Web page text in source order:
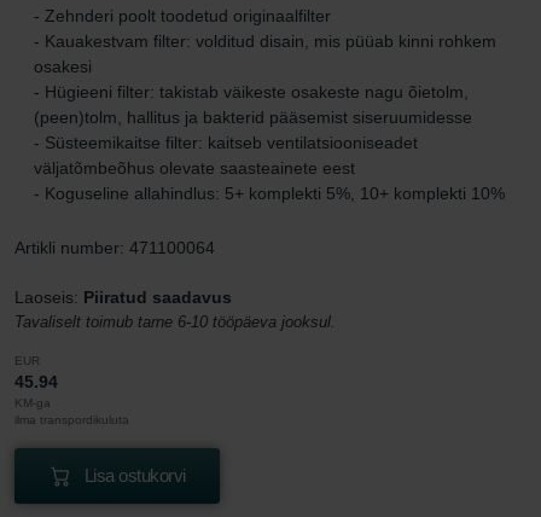
- Zehnderi poolt toodetud originaalfilter
- Kauakestvam filter: volditud disain, mis püüab kinni rohkem
osakesi
- Hügieeni filter: takistab väikeste osakeste nagu õietolm,
(peen)tolm, hallitus ja bakterid pääsemist siseruumidesse
- Süsteemikaitse filter: kaitseb ventilatsiooniseadet
väljatõmbeõhus olevate saasteainete eest
- Koguseline allahindlus: 5+ komplekti 5%, 10+ komplekti 10%
Artikli number: 471100064
Laoseis: Piiratud saadavus
Tavaliselt toimub tarne 6-10 tööpäeva jooksul.
EUR
45.94
KM-ga
ilma transpordikuluta
Lisa ostukorvi